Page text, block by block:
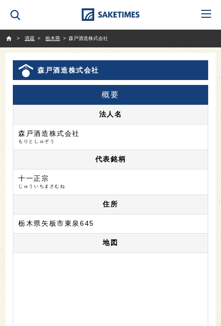
酒蔵
栃木県 森戸酒造株式会社
森戸酒造株式会社
概要
法人名
森戸酒造株式会社
もりとしゅぞう
代表銘柄
十一正宗
じゅういちまさむね
住所
栃木県矢板市東泉645
地図